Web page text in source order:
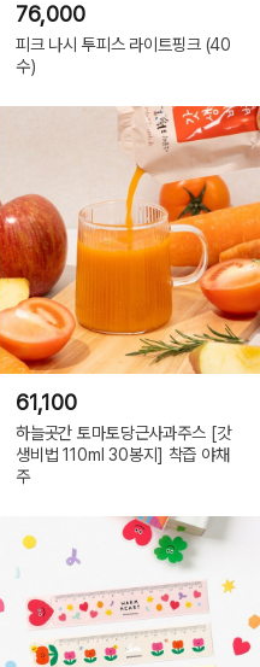
76,000
피크 나시 투피스 라이트핑크 (40
수)
61,100
하늘곳간 토마토당근사과주스 [갓
생비법 110ml 30봉지] 착즙 야채
주